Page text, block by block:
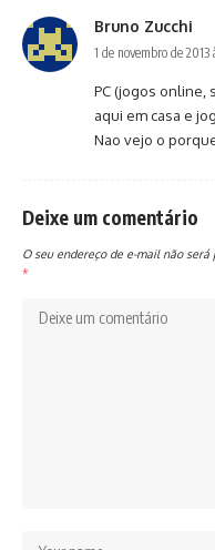
Bruno Zucchi
1 de novembro de 2013
PC (jogos online,
aqui em casa e
Nao vejo o
Deixe um comentário
O seu endereço de e-mail não será
*